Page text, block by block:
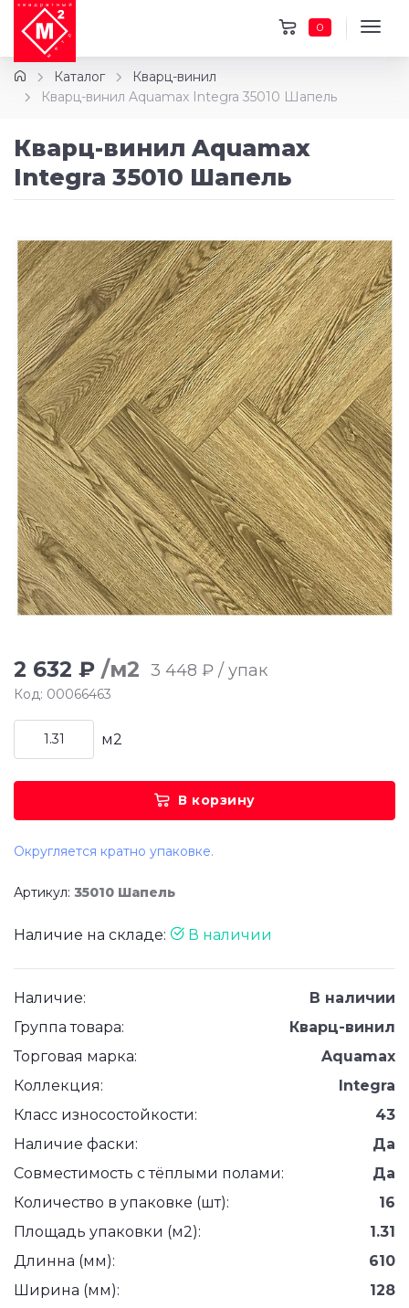
0
Каталог
Кварц-винил
Кварц-винил Aquamax Integra 35010 Шапель
Кварц-винил Aquamax
Integra 35010 Шапель
2 632 ₽ /м2 3 448 ₽ / упак
Код: 00066463
м2
В корзину
Округляется кратно упаковке.
Артикул: 35010 Шапель
Наличие на складе: В наличии
Наличие:
В наличии
Группа товара:
Кварц-винил
Торговая марка:
Aquamax
Коллекция:
Integra
Класс износостойкости:
43
Наличие фаски:
Да
Совместимость с тёплыми полами:
Да
Количество в упаковке (шт):
16
Площадь упаковки (м2):
1.31
Длинна (мм):
610
Ширина (мм):
128